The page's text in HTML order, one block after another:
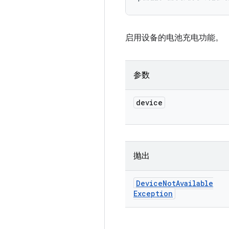
启用设备的电池充电功能。
参数
device
抛出
DeviceNotAvailable
Exception